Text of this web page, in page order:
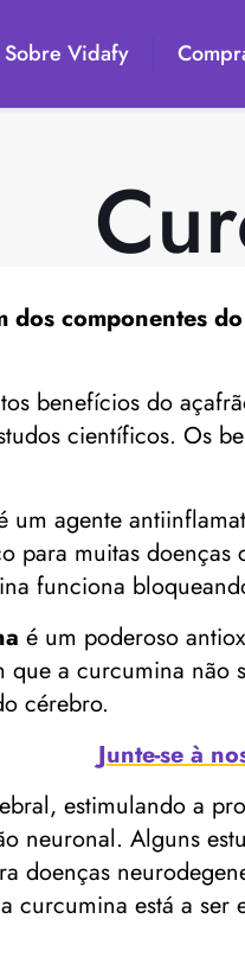
Sobre Vidafy
dos componentes
benefícios do
científicos. Os
um agente
para muitas
funciona
é um poderoso
que a curcumina
cérebro.
Junte-se à
estimulando a
neuronal. Alguns
doenças
curcumina está a